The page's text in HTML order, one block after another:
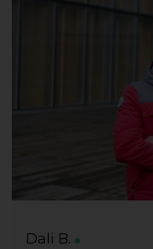
Dali B.